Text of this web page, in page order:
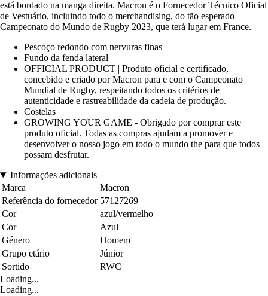
está bordado na manga direita. Macron é o Fornecedor Técnico Oficial
de Vestuário, incluindo todo o merchandising, do tão esperado
Campeonato do Mundo de Rugby 2023, que terá lugar em France.
Pescoço redondo com nervuras finas
Fundo da fenda lateral
OFFICIAL PRODUCT | Produto oficial e certificado,
concebido e criado por Macron para e com o Campeonato
Mundial de Rugby, respeitando todos os critérios de
autenticidade e rastreabilidade da cadeia de produção.
Costelas |
GROWING YOUR GAME - Obrigado por comprar este
produto oficial. Todas as compras ajudam a promover e
desenvolver o nosso jogo em todo o mundo the para que todos
possam desfrutar.
Informações adicionais
Marca
Macron
Referência do fornecedor 57127269
Cor
azul/vermelho
Cor
Azul
Género
Homem
Grupo etário
Júnior
Sortido
RWC
Loading...
Loading...